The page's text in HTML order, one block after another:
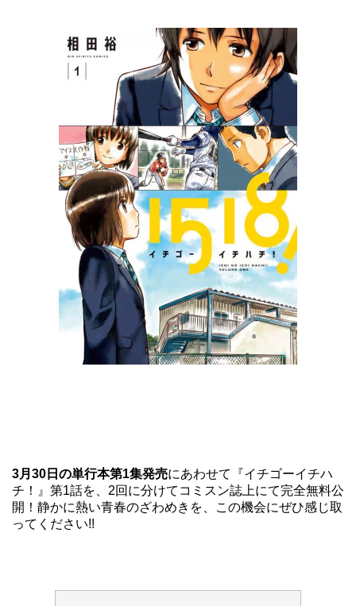
3月30日の単行本第1集発売にあわせて『イチゴーイチハ
チ！』第1話を、2回に分けてコミスン誌上にて完全無料公
開！静かに熱い青春のざわめきを、この機会にぜひ感じ取
ってください!!